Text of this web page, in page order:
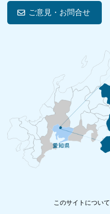
ご意見・お問合せ
このサイトについて